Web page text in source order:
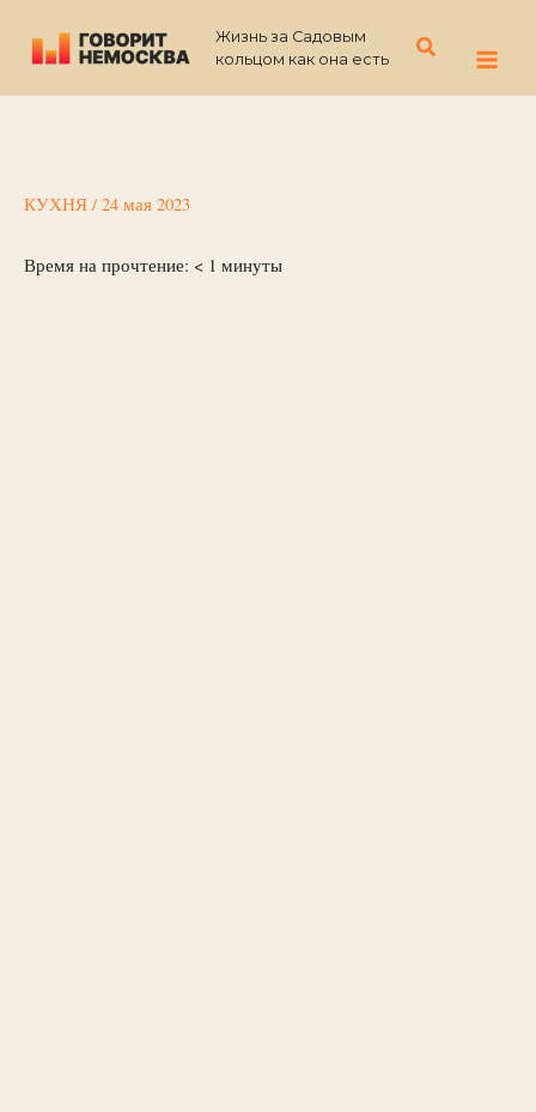
содержимому
Жизнь за Садовым
кольцом как она есть
Поиск
КУХНЯ / 24 мая 2023
Время на прочтение: < 1 минуты